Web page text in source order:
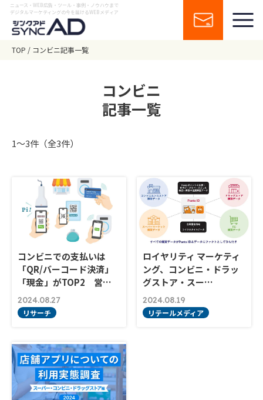
ニュース・WEB広告・ツール・事例・ノウハウまで
デジタルマーケティングの今を届けるWEBメディア
TOP コンビニ記事一覧
コンビニ
記事一覧
1〜3件（全3件）
コンビニでの支払いは
「QR/バーコード決済」
「現金」がTOP2 営…
2024.08.27
リサーチ
ロイヤリティ マーケティ
ング、コンビニ・ドラッ
グストア・スー…
2024.08.19
リテールメディア